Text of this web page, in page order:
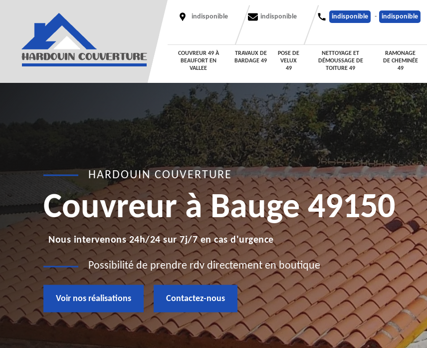
indisponible indisponible indisponible - indisponible
COUVREUR 49 À
BEAUFORT EN
VALLEE
TRAVAUX DE
BARDAGE 49
POSE DE
VELUX
49
NETTOYAGE ET
DÉMOUSSAGE DE
TOITURE 49
RAMONAGE
DE CHEMINÉE
49
HARDOUIN COUVERTURE
Couvreur à Bauge 49150
Nous intervenons 24h/24 sur 7j/7 en cas d'urgence
Possibilité de prendre rdv directement en boutique
Voir nos réalisations Contactez-nous